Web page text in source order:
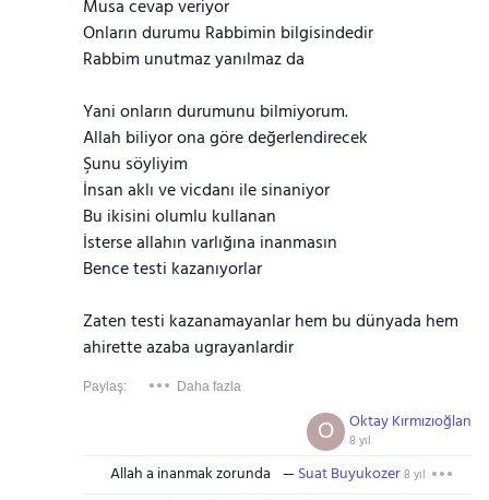
Musa cevap veriyor
Onların durumu Rabbimin bilgisindedir
Rabbim unutmaz yanılmaz da
Yani onların durumunu bilmiyorum.
Allah biliyor ona göre değerlendirecek
Şunu söyliyim
İnsan aklı ve vicdanı ile sinaniyor
Bu ikisini olumlu kullanan
İsterse allahın varlığına inanmasın
Bence testi kazanıyorlar
Zaten testi kazanamayanlar hem bu dünyada hem
ahirette azaba ugrayanlardir
Paylaş: Daha fazla
Oktay Kırmızıoğlan
8 yıl
O
Allah a inanmak zorunda Suat Buyukozer8 yıl